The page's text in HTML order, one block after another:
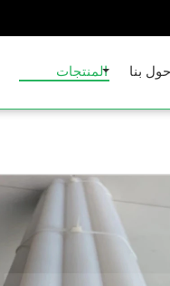
المنتجات حول بنا